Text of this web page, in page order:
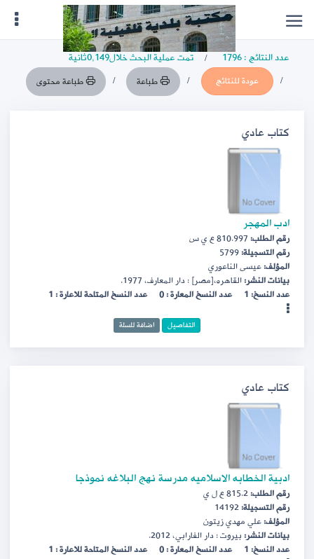
عدد النتائج : 1796 تمت عملية البحث خلال0,149ثانية
عودة للنتائج طباعة طباعة محتوى
كتاب عادي
ادب المهجر
رقم الطلب:
رقم التسجيلة:
المؤلف:عيسى الناعوري
بيانات النشر:القاهره،[مصر] : دار المعارف، 1977.
عدد النسخ: 1
عدد النسخ المعارة : 0 عدد النسخ المتاحة للاعارة : 1
التفاصيل اضافة للسلة
كتاب عادي
ادبية الخطابه الاسلاميه مدرسة نهج البلاغه نموذجا
رقم الطلب:
رقم التسجيلة:
المؤلف:علي مهدي زيتون
بيانات النشر:بيروت : دار الفارابي، 2012.
عدد النسخ: 1
عدد النسخ المعارة : 0 عدد النسخ المتاحة للاعارة : 1